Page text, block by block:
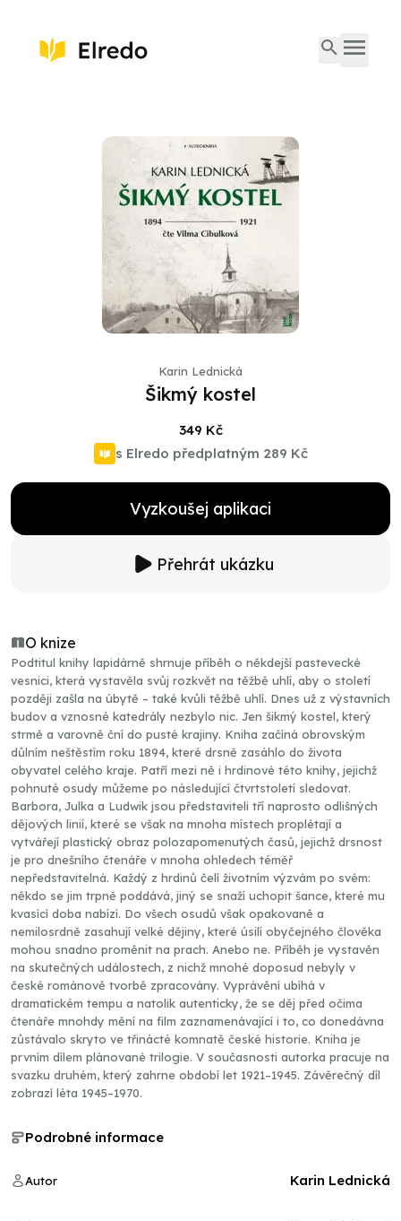
Karin Lednická
Šikmý kostel
349 Kč
s Elredo předplatným 289 Kč
Vyzkoušej aplikaci
Přehrát ukázku
O knize
Podtitul knihy lapidárně shrnuje příběh o někdejší pastevecké
vesnici, která vystavěla svůj rozkvět na těžbě uhlí, aby o století
později zašla na úbytě – také kvůli těžbě uhlí. Dnes už z výstavních
budov a vznosné katedrály nezbylo nic. Jen šikmý kostel, který
strmě a varovně ční do pusté krajiny. Kniha začíná obrovským
důlním neštěstím roku 1894, které drsně zasáhlo do života
obyvatel celého kraje. Patří mezi ně i hrdinové této knihy, jejichž
pohnuté osudy můžeme po následující čtvrtstoletí sledovat.
Barbora, Julka a Ludwik jsou představiteli tří naprosto odlišných
dějových linií, které se však na mnoha místech proplétají a
vytvářejí plastický obraz polozapomenutých časů, jejichž drsnost
je pro dnešního čtenáře v mnoha ohledech téměř
nepředstavitelná. Každý z hrdinů čelí životním výzvám po svém:
někdo se jim trpně poddává, jiný se snaží uchopit šance, které mu
kvasící doba nabízí. Do všech osudů však opakovaně a
nemilosrdně zasahují velké dějiny, které úsilí obyčejného člověka
mohou snadno proměnit na prach. Anebo ne. Příběh je vystavěn
na skutečných událostech, z nichž mnohé doposud nebyly v
české románově tvorbě zpracovány. Vyprávění ubíhá v
dramatickém tempu a natolik autenticky, že se děj před očima
čtenáře mnohdy mění na film zaznamenávající i to, co donedávna
zůstávalo skryto ve třinácté komnatě české historie. Kniha je
prvním dílem plánované trilogie. V současnosti autorka pracuje na
svazku druhém, který zahrne období let 1921–1945. Závěrečný díl
zobrazí léta 1945–1970.
Podrobné informace
Autor Karin Lednická